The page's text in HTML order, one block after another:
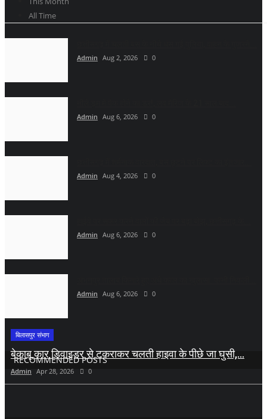
All Time
Admin Aug 2, 2026 0
Admin Aug 6, 2026 0
Admin Aug 4, 2026 0
Admin Aug 6, 2026 0
Admin Aug 6, 2026 0
RECOMMENDED POSTS
बिलासपुर संभाग
बेकाबू कार डिवाइडर से टकराकर चलती हाइवा के पीछे जा घुसी,...
Admin Apr 28, 2026 0